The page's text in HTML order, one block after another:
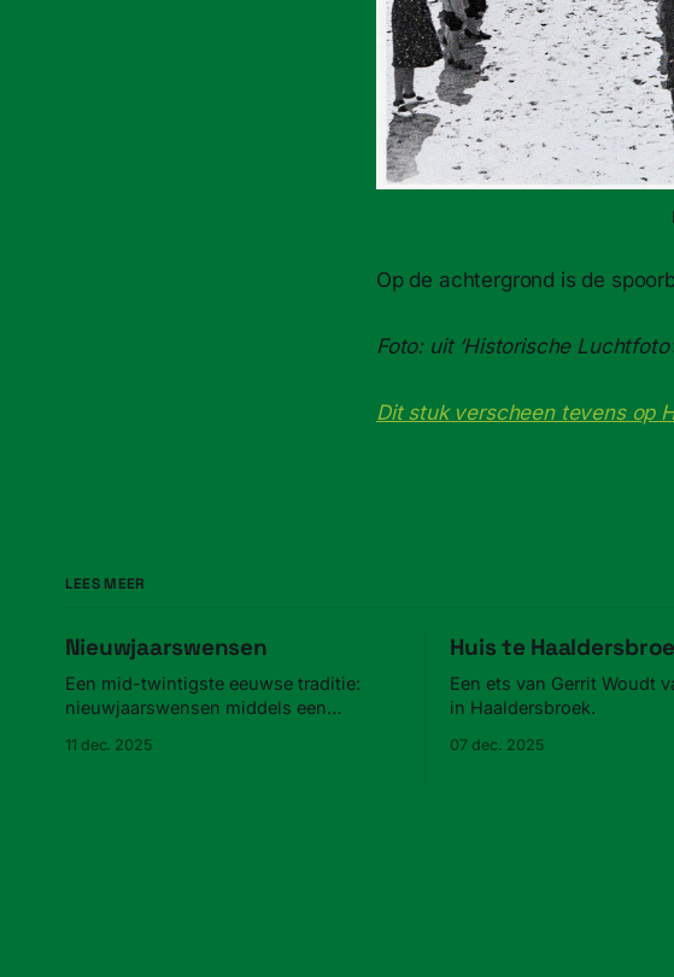
Op de achtergrond is de
Foto: uit ‘Historische
Dit stuk verscheen tevens op
LEES MEER
Nieuwjaarswensen
Een mid-twintigste eeuwse traditie:
nieuwjaarswensen middels een
11 dec. 2025
Huis te
Een ets van Gerrit Woudt
in Haaldersbroek.
07 dec. 2025